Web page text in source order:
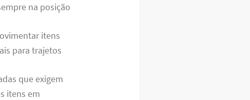
na posição
itens
para trajetos
que exigem
itens em